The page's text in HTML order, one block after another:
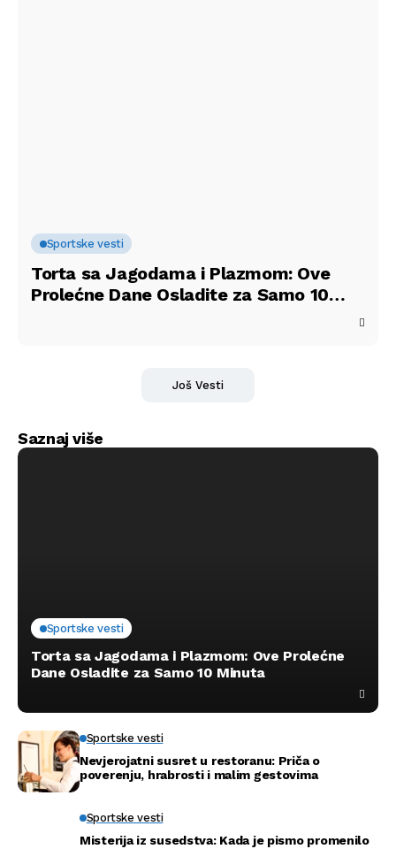
Sportske vesti
Torta sa Jagodama i Plazmom: Ove
Prolećne Dane Osladite za Samo 10
Još Vesti
Saznaj više
Sportske vesti
Torta sa Jagodama i Plazmom: Ove Prolećne
Dane Osladite za Samo 10 Minuta
Sportske vesti
Nevjerojatni susret u restoranu: Priča o
poverenju, hrabrosti i malim gestovima
Sportske vesti
Misterija iz susedstva: Kada je pismo promenilo